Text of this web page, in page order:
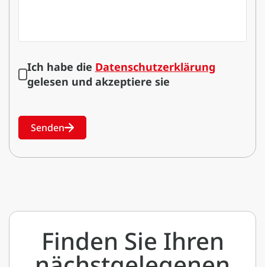
Ich habe die Datenschutzerklärung
gelesen und akzeptiere sie
Senden
Finden Sie Ihren